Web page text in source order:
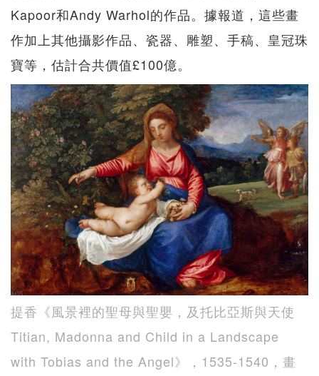
Kapoor和Andy Warhol的作品。據報道，這些畫
作加上其他攝影作品、瓷器、雕塑、手稿、皇冠珠
寶等，估計合共價值£100億。
提香《風景裡的聖母與聖嬰，及托比亞斯與天使
Titian, Madonna and Child in a Landscape
with Tobias and the Angel》，1535-1540，畫